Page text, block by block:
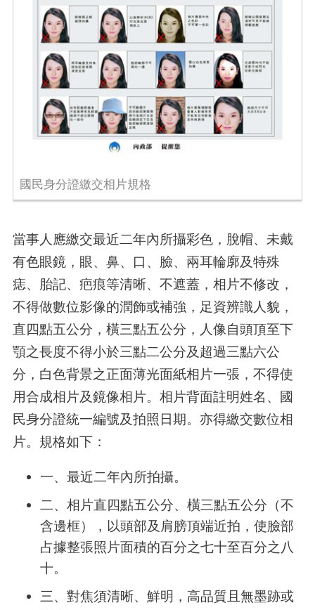
國民身分證繳交相片規格
當事人應繳交最近二年內所攝彩色，脫帽、未戴
有色眼鏡，眼、鼻、口、臉、兩耳輪廓及特殊
痣、胎記、疤痕等清晰、不遮蓋，相片不修改，
不得做數位影像的潤飾或補強，足資辨識人貌，
直四點五公分，橫三點五公分，人像自頭頂至下
顎之長度不得小於三點二公分及超過三點六公
分，白色背景之正面薄光面紙相片一張，不得使
用合成相片及鏡像相片。相片背面註明姓名、國
民身分證統一編號及拍照日期。亦得繳交數位相
片。規格如下：
一、最近二年內所拍攝。
二、相片直四點五公分、橫三點五公分（不
含邊框），以頭部及肩膀頂端近拍，使臉部
占據整張照片面積的百分之七十至百分之八
十。
三、對焦須清晰、鮮明，高品質且無墨跡或